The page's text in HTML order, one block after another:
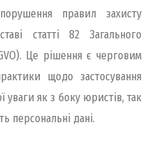
правил захисту
статті 82 Загального
Це рішення є черговим
щодо застосування
уваги як з боку юристів, так
персональні дані.